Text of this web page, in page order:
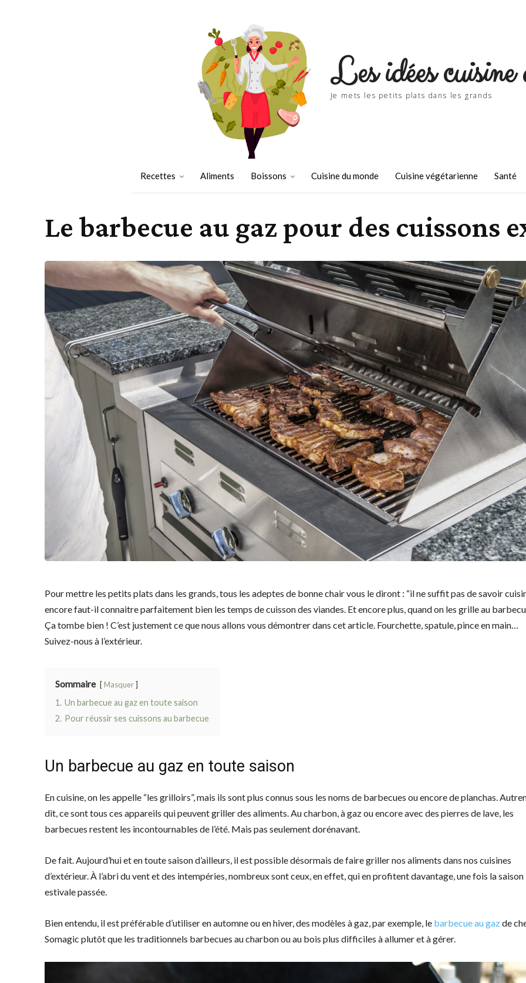
Les idées cuisine
Je mets les petits plats dans les grands
Recettes Aliments Boissons Cuisine du monde Cuisine végétarienne Santé
Le barbecue au gaz pour des cuissons
Pour mettre les petits plats dans les grands, tous les adeptes de bonne chair vous le diront : “il ne suffit pas de savoir
encore faut-il connaitre parfaitement bien les temps de cuisson des viandes. Et encore plus, quand on les grille au
Ça tombe bien ! C’est justement ce que nous allons vous démontrer dans cet article. Fourchette, spatule, pince en main…
Suivez-nous à l’extérieur.
Sommaire Masquer
1. Un barbecue au gaz en toute saison
2. Pour réussir ses cuissons au barbecue
Un barbecue au gaz en toute saison
En cuisine, on les appelle “les grilloirs”, mais ils sont plus connus sous les noms de barbecues ou encore de planchas.
dit, ce sont tous ces appareils qui peuvent griller des aliments. Au charbon, à gaz ou encore avec des pierres de lave, les
barbecues restent les incontournables de l’été. Mais pas seulement dorénavant.
De fait. Aujourd’hui et en toute saison d’ailleurs, il est possible désormais de faire griller nos aliments dans nos cuisines
d’extérieur. À l’abri du vent et des intempéries, nombreux sont ceux, en effet, qui en profitent davantage, une fois la saison
estivale passée.
Bien entendu, il est préférable d’utiliser en automne ou en hiver, des modèles à gaz, par exemple, le barbecue au gazde
Somagic plutôt que les traditionnels barbecues au charbon ou au bois plus difficiles à allumer et à gérer.